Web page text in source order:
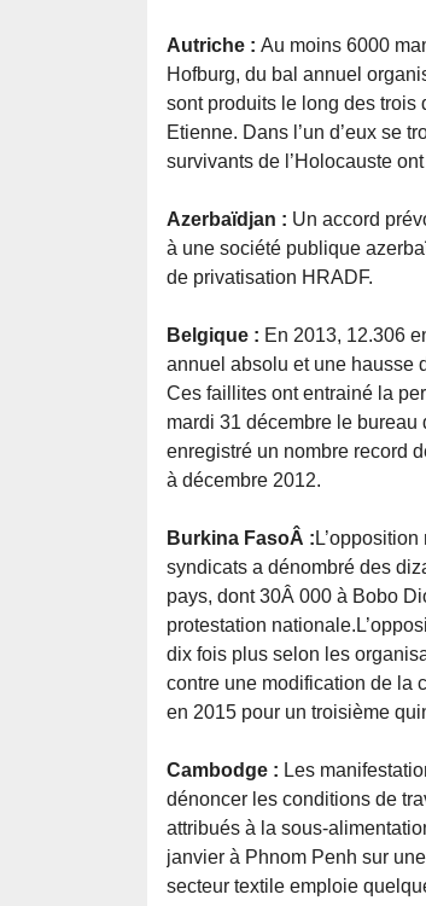
Autriche : Au moins 6000
Hofburg, du bal annuel
sont produits le long des trois
Etienne. Dans l’un d’eux se
survivants de l’Holocauste
Azerbaïdjan : Un accord
à une société publique
de privatisation HRADF.
Belgique : En 2013, 12.306
annuel absolu et une hausse
Ces faillites ont entrainé la
mardi 31 décembre le bureau
enregistré un nombre record
à décembre 2012.
Burkina FasoÂ :
syndicats a dénombré des
pays, dont 30Â 000 à Bobo
protestation
dix fois plus selon les
contre une modification de la
en 2015 pour un troisième
Cambodge : Les
dénoncer les conditions de
attribués à la sous-
janvier à Phnom Penh sur
secteur textile emploie